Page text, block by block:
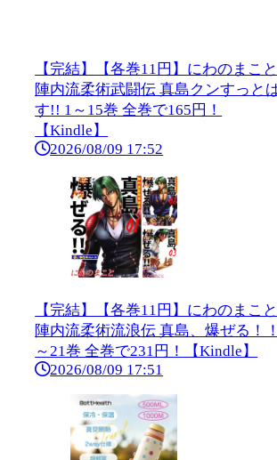
【完結】【各巻11円】にわのまこと
陣内流柔術武闘伝 真島クンすっと
す!! 1～15巻 全巻で165円！
【Kindle】
2026/08/09 17:52
【完結】【各巻11円】にわのまこと
陣内流柔術流浪伝 真島、爆ぜる！
～21巻 全巻で231円！【Kindle】
2026/08/09 17:51